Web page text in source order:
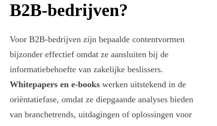
B2B-bedrijven?
Voor B2B-bedrijven zijn bepaalde contentvormen
bijzonder effectief omdat ze aansluiten bij de
informatiebehoefte van zakelijke beslissers.
Whitepapers en e-books werken uitstekend in de
oriëntatiefase, omdat ze diepgaande analyses bieden
van branchetrends, uitdagingen of oplossingen voor